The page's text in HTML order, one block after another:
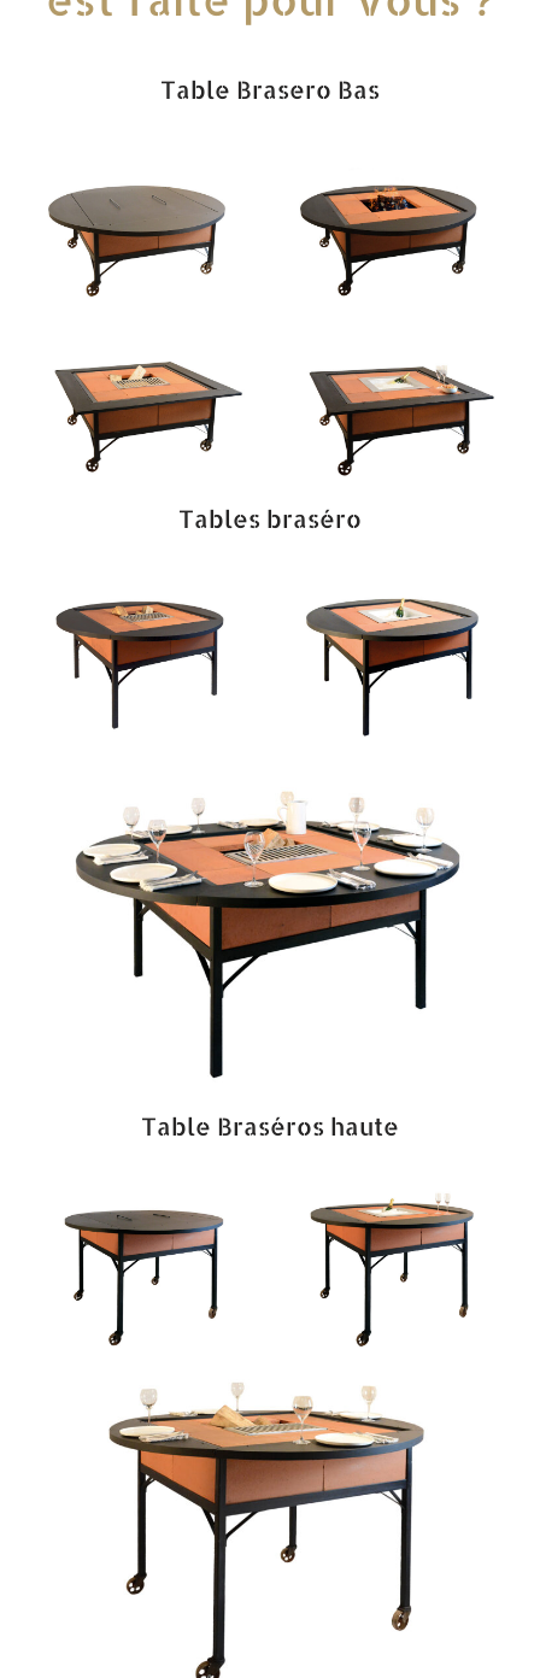
Table Brasero Bas
Tables braséro
Table Braséros haute